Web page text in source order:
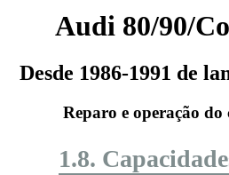
Audi 80/90/
Desde 1986-1991 de
Reparo e operação do
1.8.